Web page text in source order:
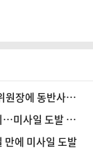
장에 동반사퇴
…미사일 도발 중
에 미사일 도발